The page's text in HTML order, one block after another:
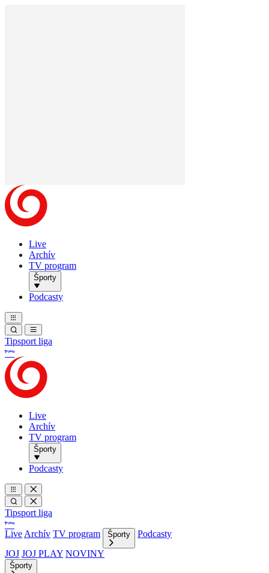
Live
Archív
TV program
Športy
Podcasty
Tipsport liga
Live
Archív
TV program
Športy
Podcasty
Tipsport liga
Live Archív TV program Športy
Podcasty
JOJ JOJ PLAY NOVINY
Športy